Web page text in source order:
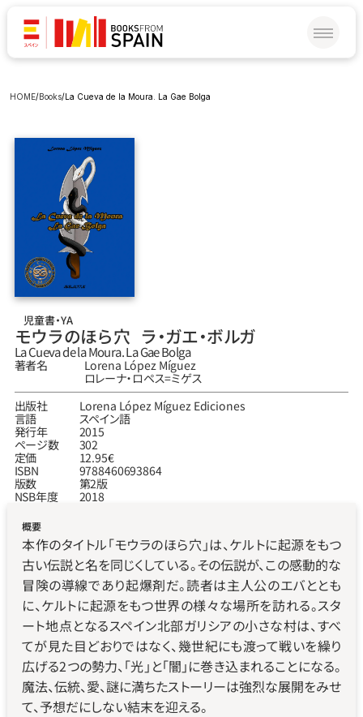
HOME/Books/La Cueva de la Moura. La Gae Bolga
児童書・YA
モウラのほら穴   ラ‧ガエ‧ボルガ
La Cueva de la Moura. La Gae Bolga
著者名
Lorena López Míguez
ロレーナ‧ロペス=ミゲス
出版社
Lorena López Míguez Ediciones
言語
スペイン語
発行年
2015
ページ数
302
定価
12.95€
ISBN
9788460693864
版数
第2版
NSB年度
2018
概要
本作のタイトル「モウラのほら穴」は、ケルトに起源をもつ
古い伝説と名を同じくしている。その伝説が、この感動的な
冒険の導線であり起爆剤だ。読者は主人公のエバととも
に、ケルトに起源をもつ世界の様々な場所を訪れる。スタ
ート地点となるスペイン北部ガリシアの小さな村は、すべ
てが見た目どおりではなく、幾世紀にも渡って戦いを繰り
広げる2つの勢力、「光」と「闇」に巻き込まれることになる。
魔法、伝統、愛、謎に満ちたストーリーは強烈な展開をみせ
て、予想だにしない結末を迎える。